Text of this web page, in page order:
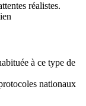
réalistes.
à ce type de
nationaux